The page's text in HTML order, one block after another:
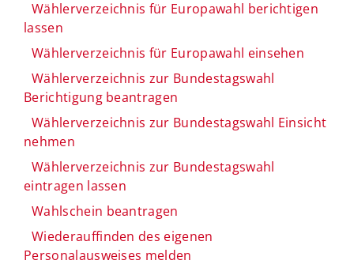
Wählerverzeichnis für Europawahl berichtigen
lassen
Wählerverzeichnis für Europawahl einsehen
Wählerverzeichnis zur Bundestagswahl
Berichtigung beantragen
Wählerverzeichnis zur Bundestagswahl Einsicht
nehmen
Wählerverzeichnis zur Bundestagswahl
eintragen lassen
Wahlschein beantragen
Wiederauffinden des eigenen
Personalausweises melden